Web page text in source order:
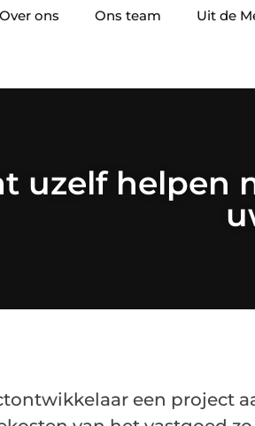
Over ons Ons team Uit de
uzelf helpen
een project